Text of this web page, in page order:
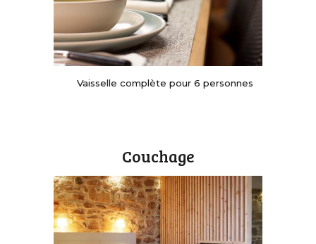
Vaisselle complète pour 6 personnes
Couchage